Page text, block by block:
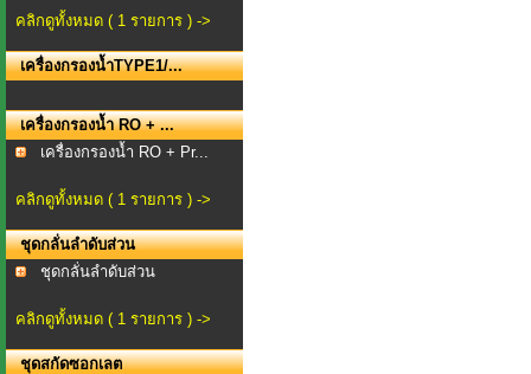
คลิกดูทั้งหมด ( 1 รายการ ) ->
เครื่องกรองน้ำTYPE1/...
เครื่องกรองน้ำ RO + ...
เครื่องกรองน้ำ RO + Pr...
คลิกดูทั้งหมด ( 1 รายการ ) ->
ชุดกลั่นลำดับส่วน
ชุดกลั่นลำดับส่วน
คลิกดูทั้งหมด ( 1 รายการ ) ->
ชุดสกัดซอกเลต